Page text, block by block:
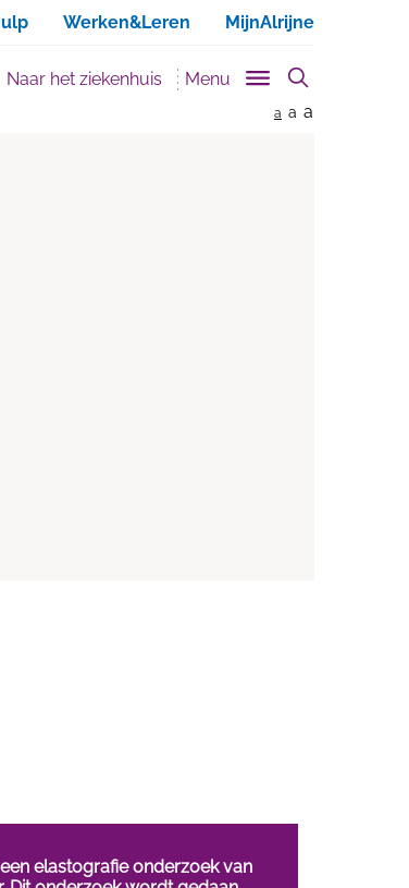
Werken&Leren MijnAlrijne
Naar het ziekenhuis Menu
a a a
elastografie onderzoek van